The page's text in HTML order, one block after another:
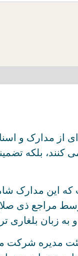
ای از مدارک و
کنند، بلکه
که این مدارک
مراجع ذی
به زبان بلغاری
مدیره